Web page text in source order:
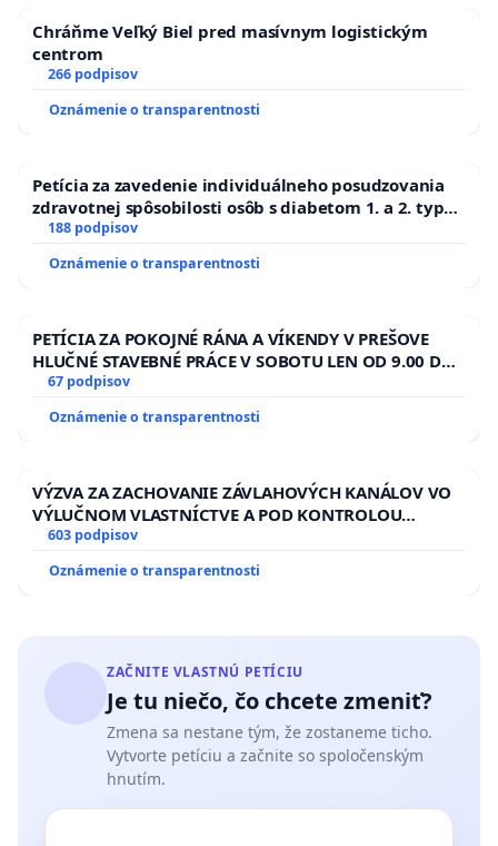
Chráňme Veľký Biel pred masívnym logistickým
centrom
266 podpisov
Oznámenie o transparentnosti
Petícia za zavedenie individuálneho posudzovania
zdravotnej spôsobilosti osôb s diabetom 1. a 2. typu
pri prijímaní do Policajného zboru SR
188 podpisov
Oznámenie o transparentnosti
PETÍCIA ZA POKOJNÉ RÁNA A VÍKENDY V PREŠOVE
HLUČNÉ STAVEBNÉ PRÁCE V SOBOTU LEN OD 9.00 DO
13.00 HOD., CEZ PRACOVNÝ TÝŽDEŇ CIEĽ 8.00 – 18.00
HOD. A PRAVIDELNÁ KONTROLA STAVBY C-AREA NA
ĎUMBIERSKEJ/MAGU
67 podpisov
Oznámenie o transparentnosti
VÝZVA ZA ZACHOVANIE ZÁVLAHOVÝCH KANÁLOV VO
VÝLUČNOM VLASTNÍCTVE A POD KONTROLOU
SLOVENSKEJ REPUBLIKY & žiadosť na riešenie
zanedbaného stavu závlahových a odvodňovacích
kanálov na Slovensku
603 podpisov
Oznámenie o transparentnosti
ZAČNITE VLASTNÚ PETÍCIU
Je tu niečo, čo chcete zmeniť?
Zmena sa nestane tým, že zostaneme ticho.
Vytvorte petíciu a začnite so spoločenským
hnutím.